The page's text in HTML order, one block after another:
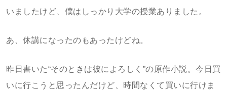
いましたけど、僕はしっかり大学の授業ありました。
あ、休講になったのもあったけどね。
昨日書いた“そのときは彼によろしく”の原作小説。今日買
いに行こうと思ったんだけど、時間なくて買いに行けま